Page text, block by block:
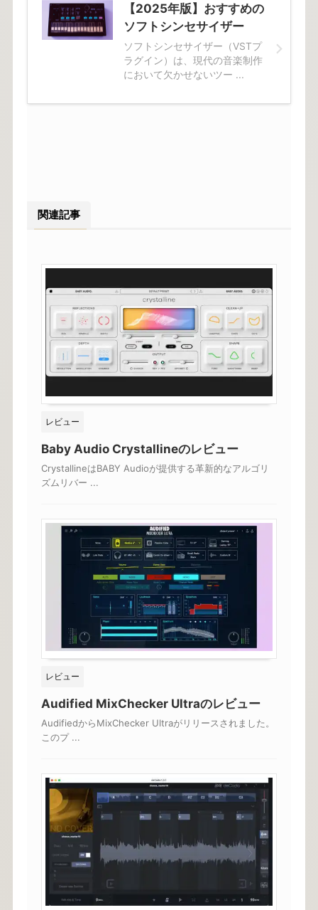
【2025年版】おすすめの
ソフトシンセサイザー
ソフトシンセサイザー（VSTプ
ラグイン）は、現代の音楽制作
において欠かせないツー ...
関連記事
レビュー
Baby Audio Crystallineのレビュー
CrystallineはBABY Audioが提供する革新的なアルゴリ
ズムリバー ...
レビュー
Audified MixChecker Ultraのレビュー
AudifiedからMixChecker Ultraがリリースされました。
このプ ...